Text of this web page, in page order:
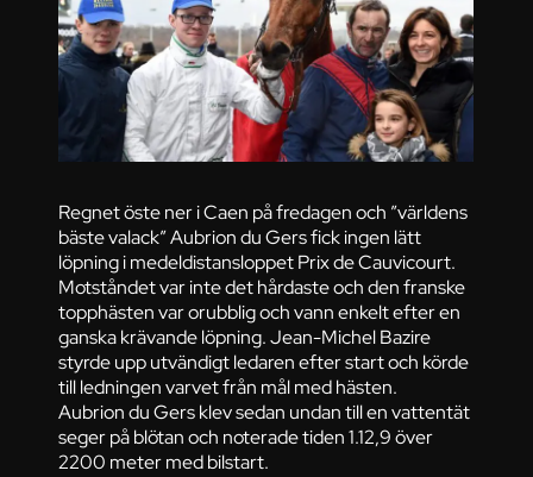
Regnet öste ner i Caen på fredagen och ”världens
bäste valack” Aubrion du Gers fick ingen lätt
löpning i medeldistansloppet Prix de Cauvicourt.
Motståndet var inte det hårdaste och den franske
topphästen var orubblig och vann enkelt efter en
ganska krävande löpning. Jean-Michel Bazire
styrde upp utvändigt ledaren efter start och körde
till ledningen varvet från mål med hästen.
Aubrion du Gers klev sedan undan till en vattentät
seger på blötan och noterade tiden 1.12,9 över
2200 meter med bilstart.